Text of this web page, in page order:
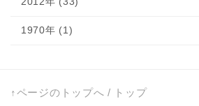
1970年 (1)
↑ページのトップへ / トップ